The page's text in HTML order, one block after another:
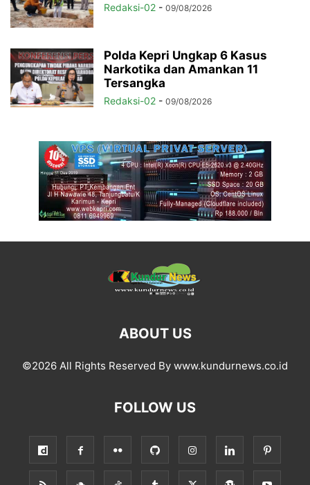
Redaksi-02 - 09/08/2026
Polda Kepri Ungkap 6 Kasus
Narkotika dan Amankan 11
Tersangka
Redaksi-02 - 09/08/2026
ABOUT US
©2026 All Rights Reserved By www.kundurnews.co.id
FOLLOW US